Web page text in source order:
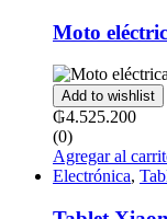
Moto
Add to wishlist
₲4.525.200
(0)
Agregar al
Electrónica,